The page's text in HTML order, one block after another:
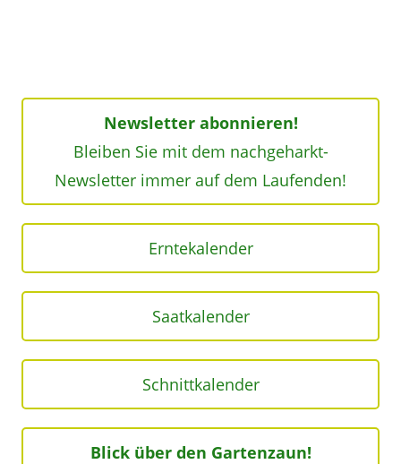
Newsletter abonnieren!
Bleiben Sie mit dem nachgeharkt-
Newsletter immer auf dem Laufenden!
Erntekalender
Saatkalender
Schnittkalender
Blick über den Gartenzaun!